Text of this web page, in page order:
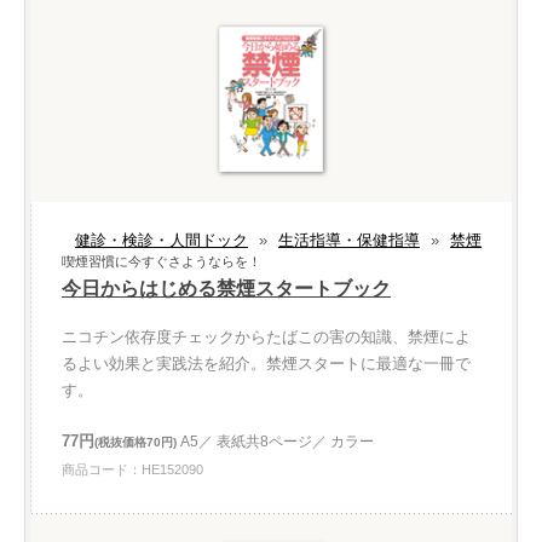
健診・検診・人間ドック » 生活指導・保健指導 » 禁煙
喫煙習慣に今すぐさようならを！
今日からはじめる禁煙スタートブック
ニコチン依存度チェックからたばこの害の知識、禁煙によ
るよい効果と実践法を紹介。禁煙スタートに最適な一冊で
す。
77円(税抜価格70円) A5／ 表紙共8ページ／ カラー
商品コード：HE152090